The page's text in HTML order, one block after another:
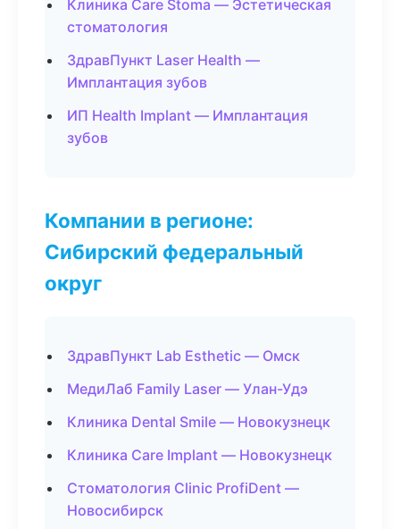
Клиника Care Stoma — Эстетическая
стоматология
ЗдравПункт Laser Health —
Имплантация зубов
ИП Health Implant — Имплантация
зубов
Компании в регионе:
Сибирский федеральный
округ
ЗдравПункт Lab Esthetic — Омск
МедиЛаб Family Laser — Улан-Удэ
Клиника Dental Smile — Новокузнецк
Клиника Care Implant — Новокузнецк
Стоматология Clinic ProfiDent —
Новосибирск